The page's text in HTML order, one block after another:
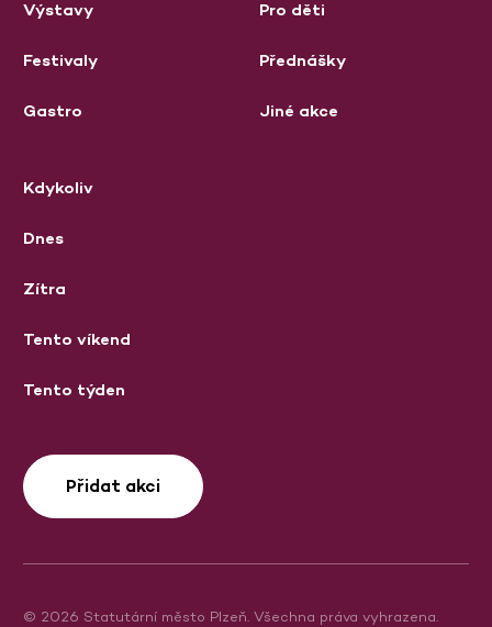
Výstavy
Festivaly
Gastro
Pro děti
Přednášky
Jiné akce
Kdykoliv
Dnes
Zítra
Tento víkend
Tento týden
Přidat akci
© 2026 Statutární město Plzeň. Všechna práva vyhrazena.